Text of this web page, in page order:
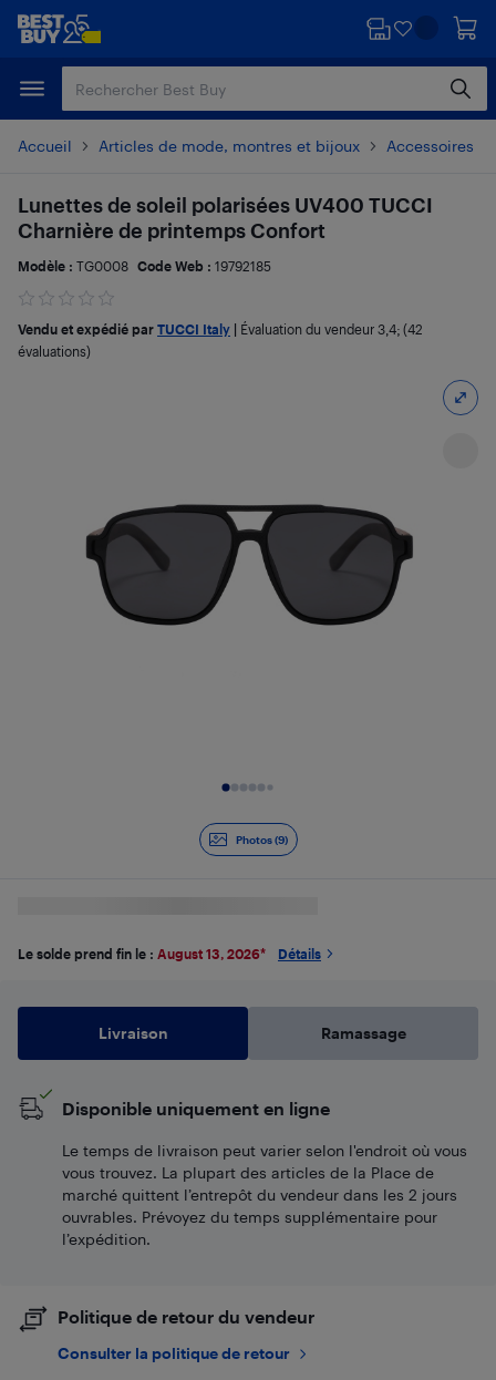
Passer
principal
Passer
Accueil Articles de mode, montres et bijoux Accessoires
Photos (9)
Lunettes de soleil polarisées UV400 TUCCI
Charnière de printemps Confort
Modèle : TG0008 Code Web : 19792185
Vendu et expédié par TUCCI Italy Évaluation du vendeur 3,4; (42
évaluations)
Le solde prend fin le : August 13, 2026* Détails
Livraison Ramassage
Disponible uniquement en ligne
Le temps de livraison peut varier selon l'endroit où vous
vous trouvez. La plupart des articles de la Place de
marché quittent l’entrepôt du vendeur dans les 2 jours
ouvrables. Prévoyez du temps supplémentaire pour
l’expédition.
Politique de retour du vendeur
Consulter la politique de retour